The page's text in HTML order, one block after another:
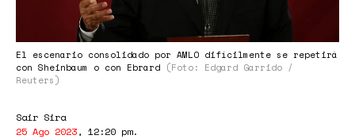
El escenario consolidado por AMLO difícilmente se repetirá
con Sheinbaum o con Ebrard (Foto: Edgard Garrido /
Reuters)
Sair Sira
25 Ago 2023, 12:20 pm.